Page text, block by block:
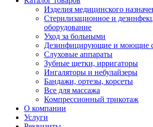
Изделия медицинского
Стерилизационное и
оборудование
Уход за больными
Дезинфицирующие и моющие
Слуховые аппараты
Зубные щетки, ирригаторы
Ингаляторы и небулайзеры
Бандажи, ортезы, корсеты
Все для массажа
Компрессионный трикотаж
О компании
Услуги